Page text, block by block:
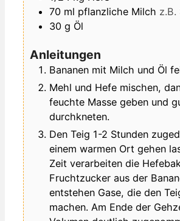
70 ml pflanzliche Milch z.B.
30 g Öl
Anleitungen
Bananen mit Milch und Öl
Mehl und Hefe mischen,
feuchte Masse geben und
durchkneten.
Den Teig 1-2 Stunden
einem warmen Ort gehen
Zeit verarbeiten die
Fruchtzucker aus der
entstehen Gase, die den
machen. Am Ende der